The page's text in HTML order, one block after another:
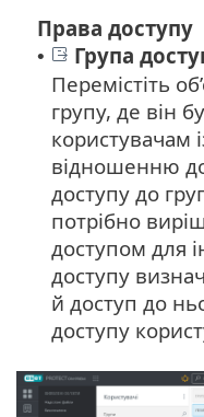
Права доступу
• Група
Перемістіть
групу, де він
користувачам
відношенню
доступу до
потрібно
доступом для
доступу
й доступ до
доступу